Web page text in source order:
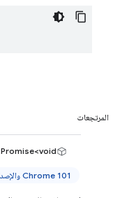
المرتجعات
Promise<void>
Chrome 101 والإصدارات الأحدث